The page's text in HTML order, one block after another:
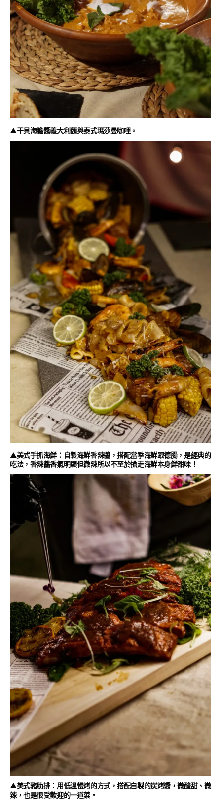
▲干貝海膽醬義大利麵與泰式瑪莎曼咖哩。
▲美式手抓海鮮：自製海鮮香辣醬，搭配當季海鮮跟德腸，是經典的
吃法，香辣醬香氣明顯但微辣所以不至於搶走海鮮本身鮮甜味！
▲美式豬肋排：用低溫慢烤的方式，搭配自製的炭烤醬，微酸甜、微
辣，也是很受歡迎的一道菜。